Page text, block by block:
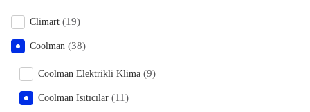
Climart (19)
Coolman (38)
Coolman Elektrikli Klima (9)
Coolman Isıtıcılar (11)